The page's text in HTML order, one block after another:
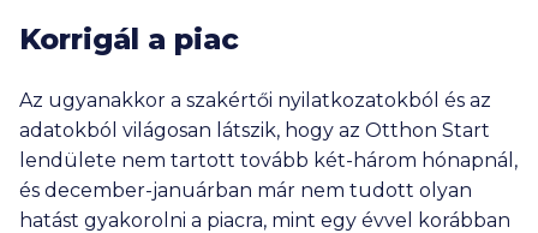
Korrigál a piac
Az ugyanakkor a szakértői nyilatkozatokból és az
adatokból világosan látszik, hogy az Otthon Start
lendülete nem tartott tovább két-három hónapnál,
és december-januárban már nem tudott olyan
hatást gyakorolni a piacra, mint egy évvel korábban